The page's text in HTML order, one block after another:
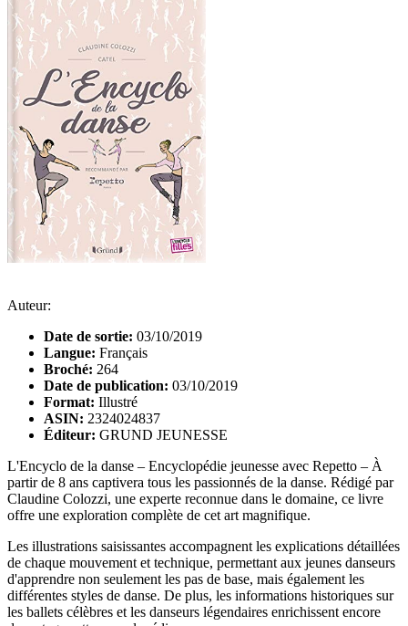
Auteur:
Date de sortie: 03/10/2019
Langue: Français
Broché: 264
Date de publication: 03/10/2019
Format: Illustré
ASIN: 2324024837
Éditeur: GRUND JEUNESSE
L'Encyclo de la danse – Encyclopédie jeunesse avec Repetto – À
partir de 8 ans captivera tous les passionnés de la danse. Rédigé par
Claudine Colozzi, une experte reconnue dans le domaine, ce livre
offre une exploration complète de cet art magnifique.
Les illustrations saisissantes accompagnent les explications détaillées
de chaque mouvement et technique, permettant aux jeunes danseurs
d'apprendre non seulement les pas de base, mais également les
différentes styles de danse. De plus, les informations historiques sur
les ballets célèbres et les danseurs légendaires enrichissent encore